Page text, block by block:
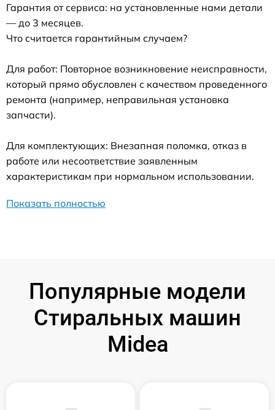
Гарантия от сервиса: на установленные нами детали
— до 3 месяцев.
Что считается гарантийным случаем?
Для работ: Повторное возникновение неисправности,
который прямо обусловлен с качеством проведенного
ремонта (например, неправильная установка
запчасти).
Для комплектующих: Внезапная поломка, отказ в
работе или несоответствие заявленным
характеристикам при нормальном использовании.
Показать полностью
Популярные модели
Стиральных машин
Midea